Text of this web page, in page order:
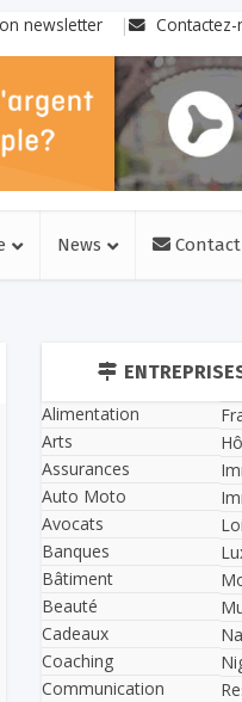
newsletter Contactez-
News Contact
Alimentation
Arts
Assurances
Auto Moto
Avocats
Banques
Bâtiment
Beauté
Cadeaux
Coaching
Communication